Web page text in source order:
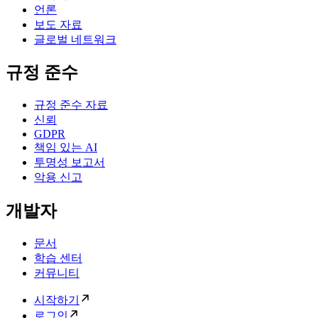
언론
보도 자료
글로벌 네트워크
규정 준수
규정 준수 자료
신뢰
GDPR
책임 있는 AI
투명성 보고서
악용 신고
개발자
문서
학습 센터
커뮤니티
시작하기